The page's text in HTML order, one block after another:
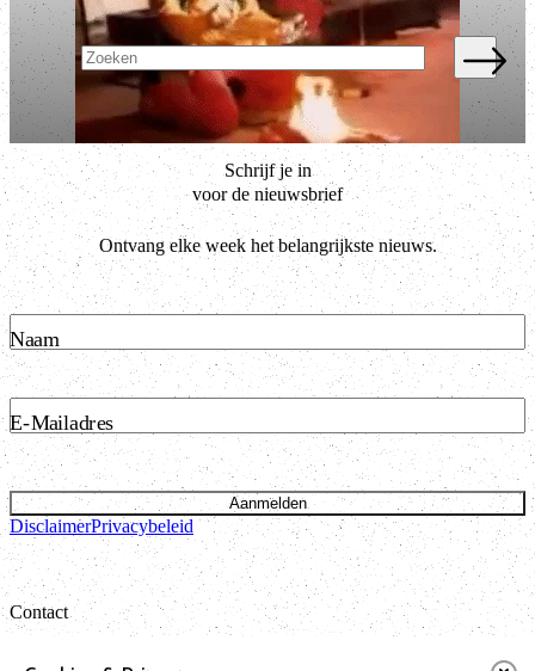
Schrijf je in
voor de nieuwsbrief
Ontvang elke week het belangrijkste nieuws.
Naam
E-Mailadres
Aanmelden
DisclaimerPrivacybeleid
Contact
Bataviastraat 24 unit 1.13